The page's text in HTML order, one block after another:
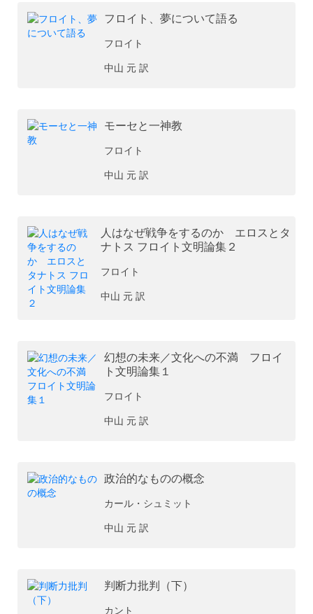
フロイト、夢について語る
フロイト
中山 元 訳
モーセと一神教
フロイト
中山 元 訳
人はなぜ戦争をするのか エロスとタ
ナトス フロイト文明論集２
フロイト
中山 元 訳
幻想の未来／文化への不満 フロイ
ト文明論集１
フロイト
中山 元 訳
政治的なものの概念
カール・シュミット
中山 元 訳
判断力批判（下）
カント